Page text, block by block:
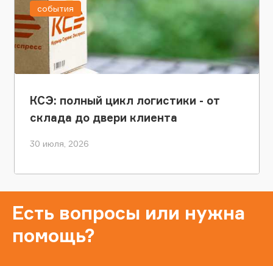
КСЭ: полный цикл логистики - от
склада до двери клиента
30 июля, 2026
события
Есть вопросы или нужна
помощь?